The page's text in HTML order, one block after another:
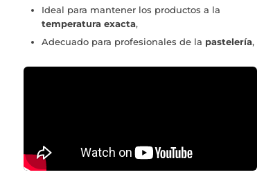
Ideal para mantener los productos a la
temperatura exacta,
Adecuado para profesionales de la pastelería,